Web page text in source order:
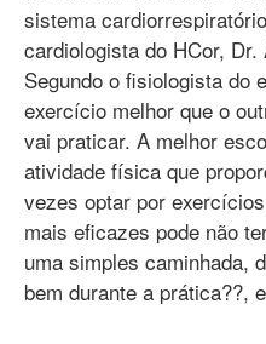
sistema
cardiologista do HCor, Dr.
Segundo o fisiologista do
exercício melhor que o
vai praticar. A melhor
atividade física que
vezes optar por
mais eficazes pode não
uma simples caminhada,
bem durante a prática??,